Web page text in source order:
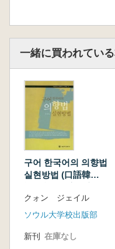
일제강점기의 문자
이고, 많지 않지만
자 차용 표기, 일본
나누어 살폈다.
예를 들면 “한독이:
1동 바닷가에 있는
기’로 말해졌으나,
로 ‘한두기’라 하고
특별자치도 제주시
“HeimonSen(헤이
삼도동을 흐르는 屛
음을 로마자로 쓴
저자에 따르면, 이
一緒に買われてい
구어 한국어의 의향법
실현방법 (口語韓国
クォン ジェイル
ソウル大学校出版部
新刊 在庫なし